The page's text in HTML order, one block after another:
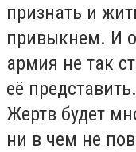
признать и
привыкнем. И
армия не так
её
Жертв будет
ни в чем не